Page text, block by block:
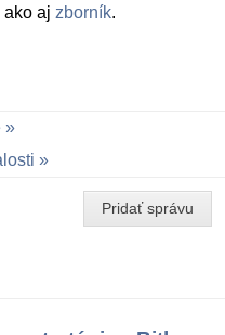
ako aj zborník.
Pridať správu